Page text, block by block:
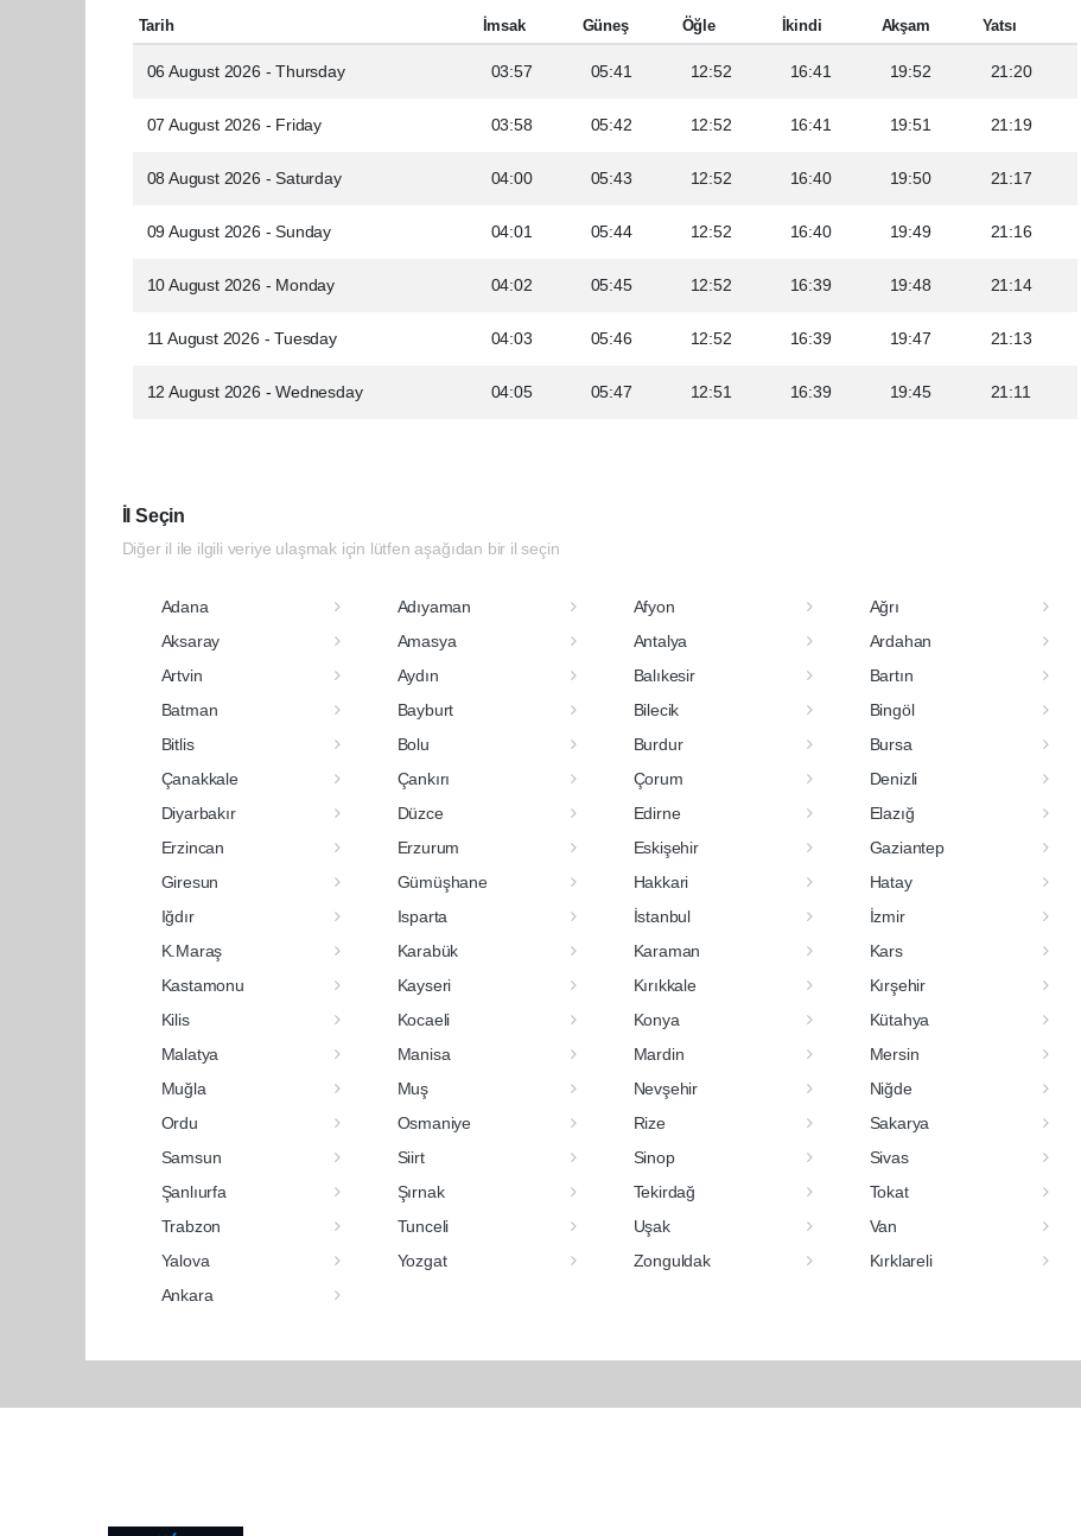
Tarih İmsak Güneş Öğle İkindi Akşam Yatsı
06 August 2026 - Thursday 03:57 05:41 12:52 16:41 19:52 21:20
07 August 2026 - Friday 03:58 05:42 12:52 16:41 19:51 21:19
08 August 2026 - Saturday 04:00 05:43 12:52 16:40 19:50 21:17
09 August 2026 - Sunday 04:01 05:44 12:52 16:40 19:49 21:16
10 August 2026 - Monday 04:02 05:45 12:52 16:39 19:48 21:14
11 August 2026 - Tuesday 04:03 05:46 12:52 16:39 19:47 21:13
12 August 2026 - Wednesday 04:05 05:47 12:51 16:39 19:45 21:11
İl Seçin
Diğer il ile ilgili veriye ulaşmak için lütfen aşağıdan bir il seçin
Adana Adıyaman Afyon
Ağrı
Aksaray
Amasya Antalya
Ardahan
Artvin
Aydın Balıkesir
Bartın
Batman
Bayburt Bilecik
Bingöl
Bitlis
Bolu Burdur
Bursa
Çanakkale
Çankırı Çorum
Denizli
Diyarbakır
Düzce Edirne
Elazığ
Erzincan
Erzurum Eskişehir
Gaziantep
Giresun
Gümüşhane Hakkari
Hatay
Iğdır
Isparta İstanbul
İzmir
K.Maraş
Karabük Karaman
Kars
Kastamonu
Kayseri Kırıkkale
Kırşehir
Kilis
Kocaeli Konya
Kütahya
Malatya
Manisa Mardin
Mersin
Muğla
Muş Nevşehir
Niğde
Ordu
Osmaniye Rize
Sakarya
Samsun
Siirt Sinop
Sivas
Şanlıurfa
Şırnak Tekirdağ
Tokat
Trabzon
Tunceli Uşak
Van
Yalova
Yozgat Zonguldak
Kırklareli
Ankara